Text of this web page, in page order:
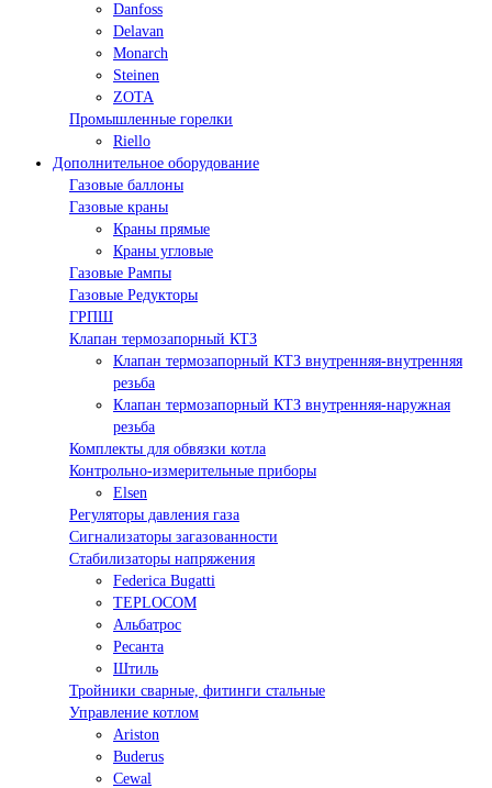
Danfoss
Delavan
Monarch
Steinen
ZOTA
Промышленные горелки
Riello
Дополнительное оборудование
Газовые баллоны
Газовые краны
Краны прямые
Краны угловые
Газовые Рампы
Газовые Редукторы
ГРПШ
Клапан термозапорный КТЗ
Клапан термозапорный КТЗ внутренняя-внутренняя
резьба
Клапан термозапорный КТЗ внутренняя-наружная
резьба
Комплекты для обвязки котла
Контрольно-измерительные приборы
Elsen
Регуляторы давления газа
Сигнализаторы загазованности
Стабилизаторы напряжения
Federica Bugatti
TEPLOCOM
Альбатрос
Ресанта
Штиль
Тройники сварные, фитинги стальные
Управление котлом
Ariston
Buderus
Cewal